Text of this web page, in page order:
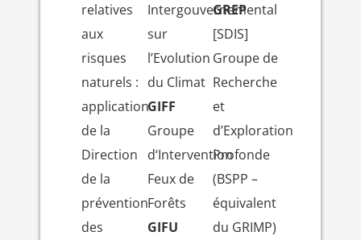
relatives
aux
risques
naturels :
application
de la
Direction
de la
prévention
des
Intergouvernemental
sur
l’Evolution
du Climat
GIFF
Groupe
d‘Intervention
Feux de
Forêts
GIFU
GREP
[SDIS]
Groupe de
Recherche
et
d’Exploration
Profonde
(BSPP –
équivalent
du GRIMP)